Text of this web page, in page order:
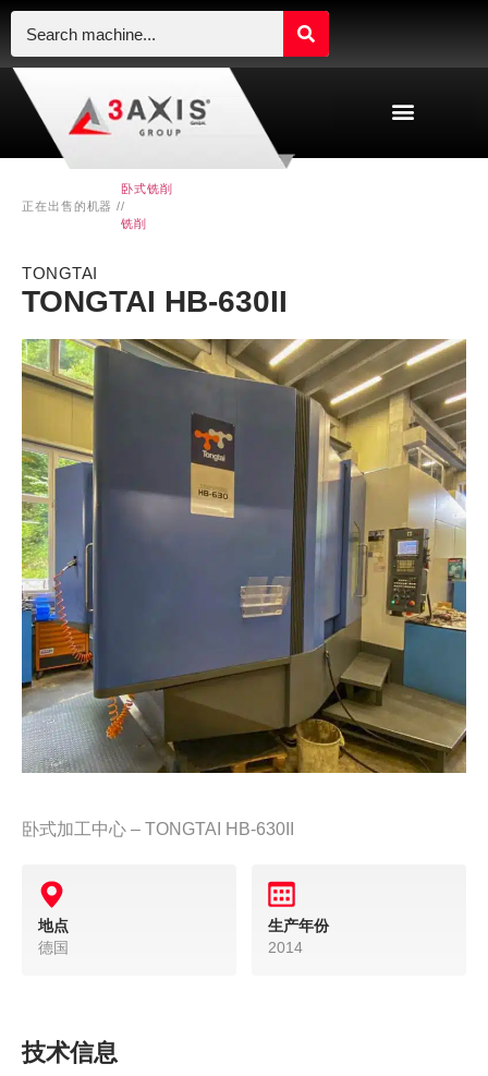
正在出售的机器 /
卧式铣削
/
铣削
TONGTAI
TONGTAI HB-630II
卧式加工中心 – TONGTAI HB-630II
地点
德国
生产年份
2014
技术信息